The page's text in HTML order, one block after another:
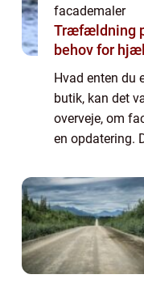
facademaler
Træfældning
behov for
Hvad enten du
butik, kan det
overveje, om
en opdatering.
hvis facaden
ma...